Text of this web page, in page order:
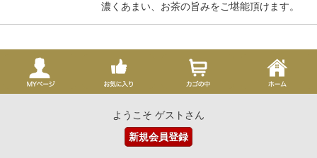
濃くあまい、お茶の旨みをご堪能頂けます。
ようこそ ゲストさん
新規会員登録